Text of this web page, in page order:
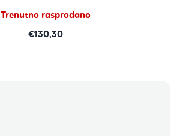
Trenutno rasprodano
€130,30